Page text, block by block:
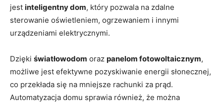
jest inteligentny dom, który‌ pozwala​ na zdalne
sterowanie ⁤oświetleniem, ‍ogrzewaniem i innymi
⁣urządzeniami elektrycznymi.
Dzięki‌ światłowodom oraz panelom⁣ fotowoltaicznym,
możliwe⁣ jest efektywne pozyskiwanie energii słonecznej,
co​ przekłada się na mniejsze rachunki​ za‌ prąd.
Automatyzacja domu sprawia ⁤również, że można ​